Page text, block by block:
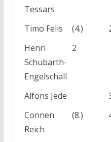
Tessars
Timo Felis (4.)
Henri
Schubarth-
Engelschall
2
Alfons Jede
Connen
Reich
(8.)